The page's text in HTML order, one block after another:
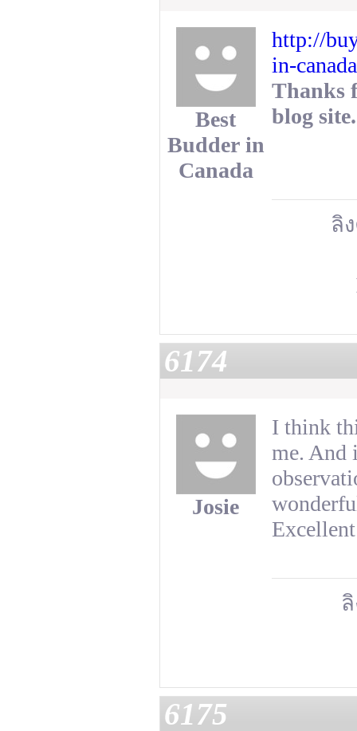
Best
Budder in
Canada
http://
in-
Thanks
blog
ลิ
6174
Josie
I think
me. And
6175